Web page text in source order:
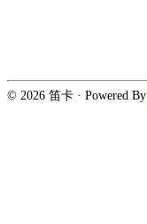
© 2026 笛卡 · Powered By